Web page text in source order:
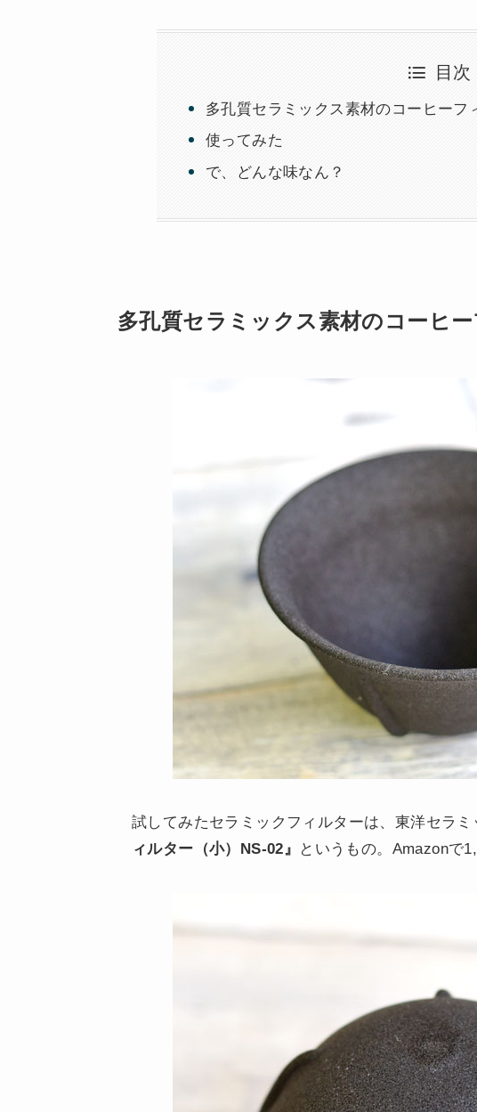
目次
多孔質セラミックス素材のコーヒーフ
使ってみた
で、どんな味なん？
多孔質セラミックス素材のコーヒ
試してみたセラミックフィルターは、東洋セラミ
ィルター（小）NS-02』
というもの。Amazonで